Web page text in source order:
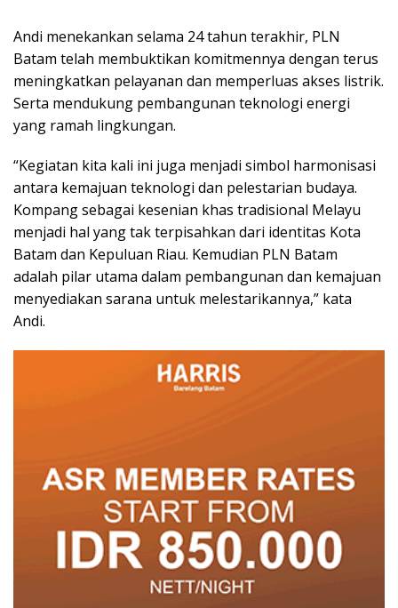
Andi menekankan selama 24 tahun terakhir, PLN
Batam telah membuktikan komitmennya dengan terus
meningkatkan pelayanan dan memperluas akses listrik.
Serta mendukung pembangunan teknologi energi
yang ramah lingkungan.
“Kegiatan kita kali ini juga menjadi simbol harmonisasi
antara kemajuan teknologi dan pelestarian budaya.
Kompang sebagai kesenian khas tradisional Melayu
menjadi hal yang tak terpisahkan dari identitas Kota
Batam dan Kepuluan Riau. Kemudian PLN Batam
adalah pilar utama dalam pembangunan dan kemajuan
menyediakan sarana untuk melestarikannya,” kata
Andi.